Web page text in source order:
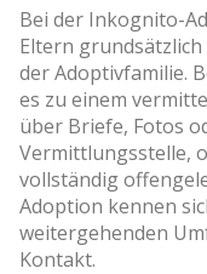
Bei der Inkognito-
Eltern
der Adoptivfamilie.
es zu einem
über Briefe, Fotos
Vermittlungsstelle,
vollständig
Adoption kennen
weitergehenden
Kontakt.